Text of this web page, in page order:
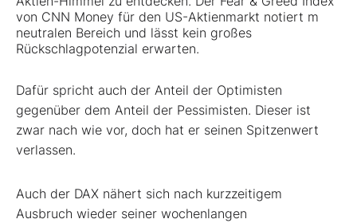
von CNN Money für den US-Aktienmarkt notiert m
neutralen Bereich und lässt kein großes
Rückschlagpotenzial erwarten.
Dafür spricht auch der Anteil der Optimisten
gegenüber dem Anteil der Pessimisten. Dieser ist
zwar nach wie vor, doch hat er seinen Spitzenwert
verlassen.
Auch der DAX nähert sich nach kurzzeitigem
Ausbruch wieder seiner wochenlangen